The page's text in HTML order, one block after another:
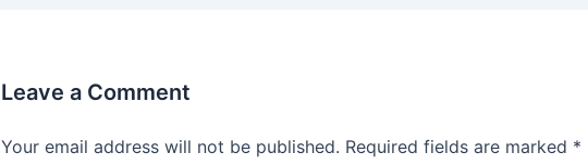
Leave a Comment
Your email address will not be published. Required fields are marked *